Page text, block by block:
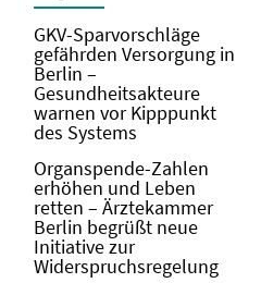
GKV-Sparvorschläge
gefährden Versorgung in
Berlin –
Gesundheitsakteure
warnen vor Kipppunkt
des Systems
Organspende-Zahlen
erhöhen und Leben
retten – Ärztekammer
Berlin begrüßt neue
Initiative zur
Widerspruchsregelung